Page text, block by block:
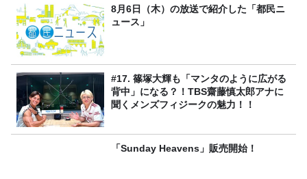
8月6日（木）の放送で紹介した「都民ニ
ュース」
#17. 篠塚大輝も「マンタのように広がる
背中」になる？！TBS齋藤慎太郎アナに
聞くメンズフィジークの魅力！！
「Sunday Heavens」販売開始！